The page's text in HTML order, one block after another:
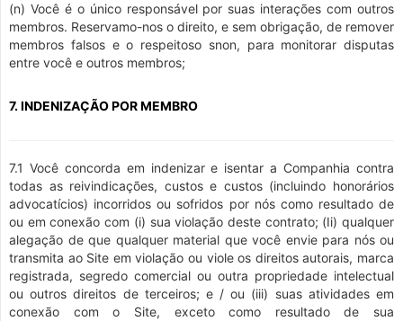
(n) Você é o único responsável por suas interações com outros
membros. Reservamo-nos o direito, e sem obrigação, de remover
membros falsos e o respeitoso snon, para monitorar disputas
entre você e outros membros;
7. INDENIZAÇÃO POR MEMBRO
7.1 Você concorda em indenizar e isentar a Companhia contra
todas as reivindicações, custos e custos (incluindo honorários
advocatícios) incorridos ou sofridos por nós como resultado de
ou em conexão com (i) sua violação deste contrato; (Ii) qualquer
alegação de que qualquer material que você envie para nós ou
transmita ao Site em violação ou viole os direitos autorais, marca
registrada, segredo comercial ou outra propriedade intelectual
ou outros direitos de terceiros; e / ou (iii) suas atividades em
conexão com o Site, exceto como resultado de sua